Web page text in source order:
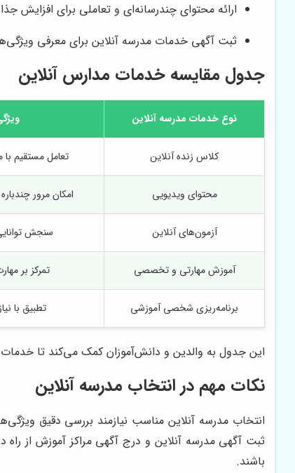
ارائه محتوای چندرسانه‌ای و تعاملی برای افزایش
ثبت آگهی خدمات مدرسه آنلاین برای معرفی
جدول مقایسه خدمات مدارس آنلاین
نوع خدمات مدرسه آنلاین
کلاس زنده آنلاین تعامل مستقیم
محتوای ویدیویی امکان مرور
آزمون‌های آنلاین سنجش
آموزش مهارتی و تخصصی تمرکز بر
برنامه‌ریزی شخصی آموزشی تطبیق با
این جدول به والدین و دانش‌آموزان کمک می‌کند تا خدمات
نکات مهم در انتخاب مدرسه آنلاین
انتخاب مدرسه آنلاین مناسب نیازمند بررسی دقیق
ثبت آگهی مدرسه آنلاین و درج آگهی مراکز آموزش از
باشند.